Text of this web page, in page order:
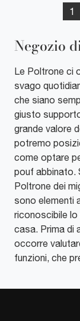
1
Negozio
Le Poltrone ci
svago
che siano
giusto
grande valore
potremo
come optare
pouf abbinato.
Poltrone dei
sono elementi
riconoscibile
casa. Prima di
occorre
funzioni, che